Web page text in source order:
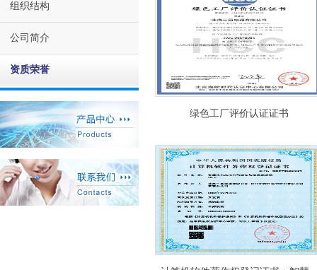
组织结构
公司简介
资质荣誉
绿色工厂评价认证证书